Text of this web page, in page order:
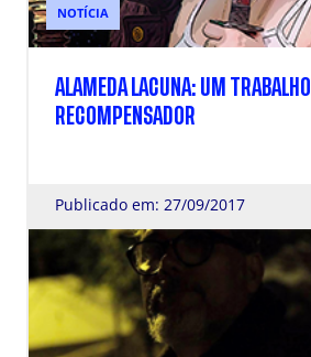
NOTÍCIA
ALAMEDA LACUNA: UM TRABALHO
RECOMPENSADOR
Publicado em: 27/09/2017